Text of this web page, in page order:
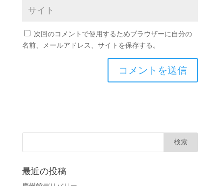
次回のコメントで使用するためブラウザーに自分の
名前、メールアドレス、サイトを保存する。
最近の投稿